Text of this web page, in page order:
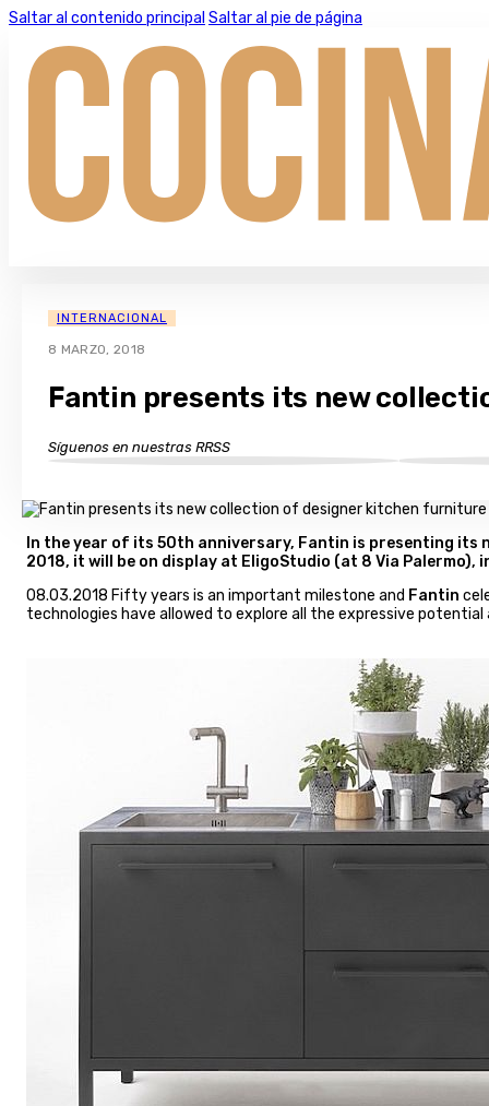
Saltar al contenido principal Saltar al pie de página
INTERNACIONAL
8 MARZO, 2018
Fantin presents its new
Síguenos en nuestras RRSS
In the year of its 50th anniversary, Fantin is presenting its
2018, it will be on display at EligoStudio (at 8 Via
08.03.2018 Fifty years is an important milestone and Fantin
technologies have allowed to explore all the expressive